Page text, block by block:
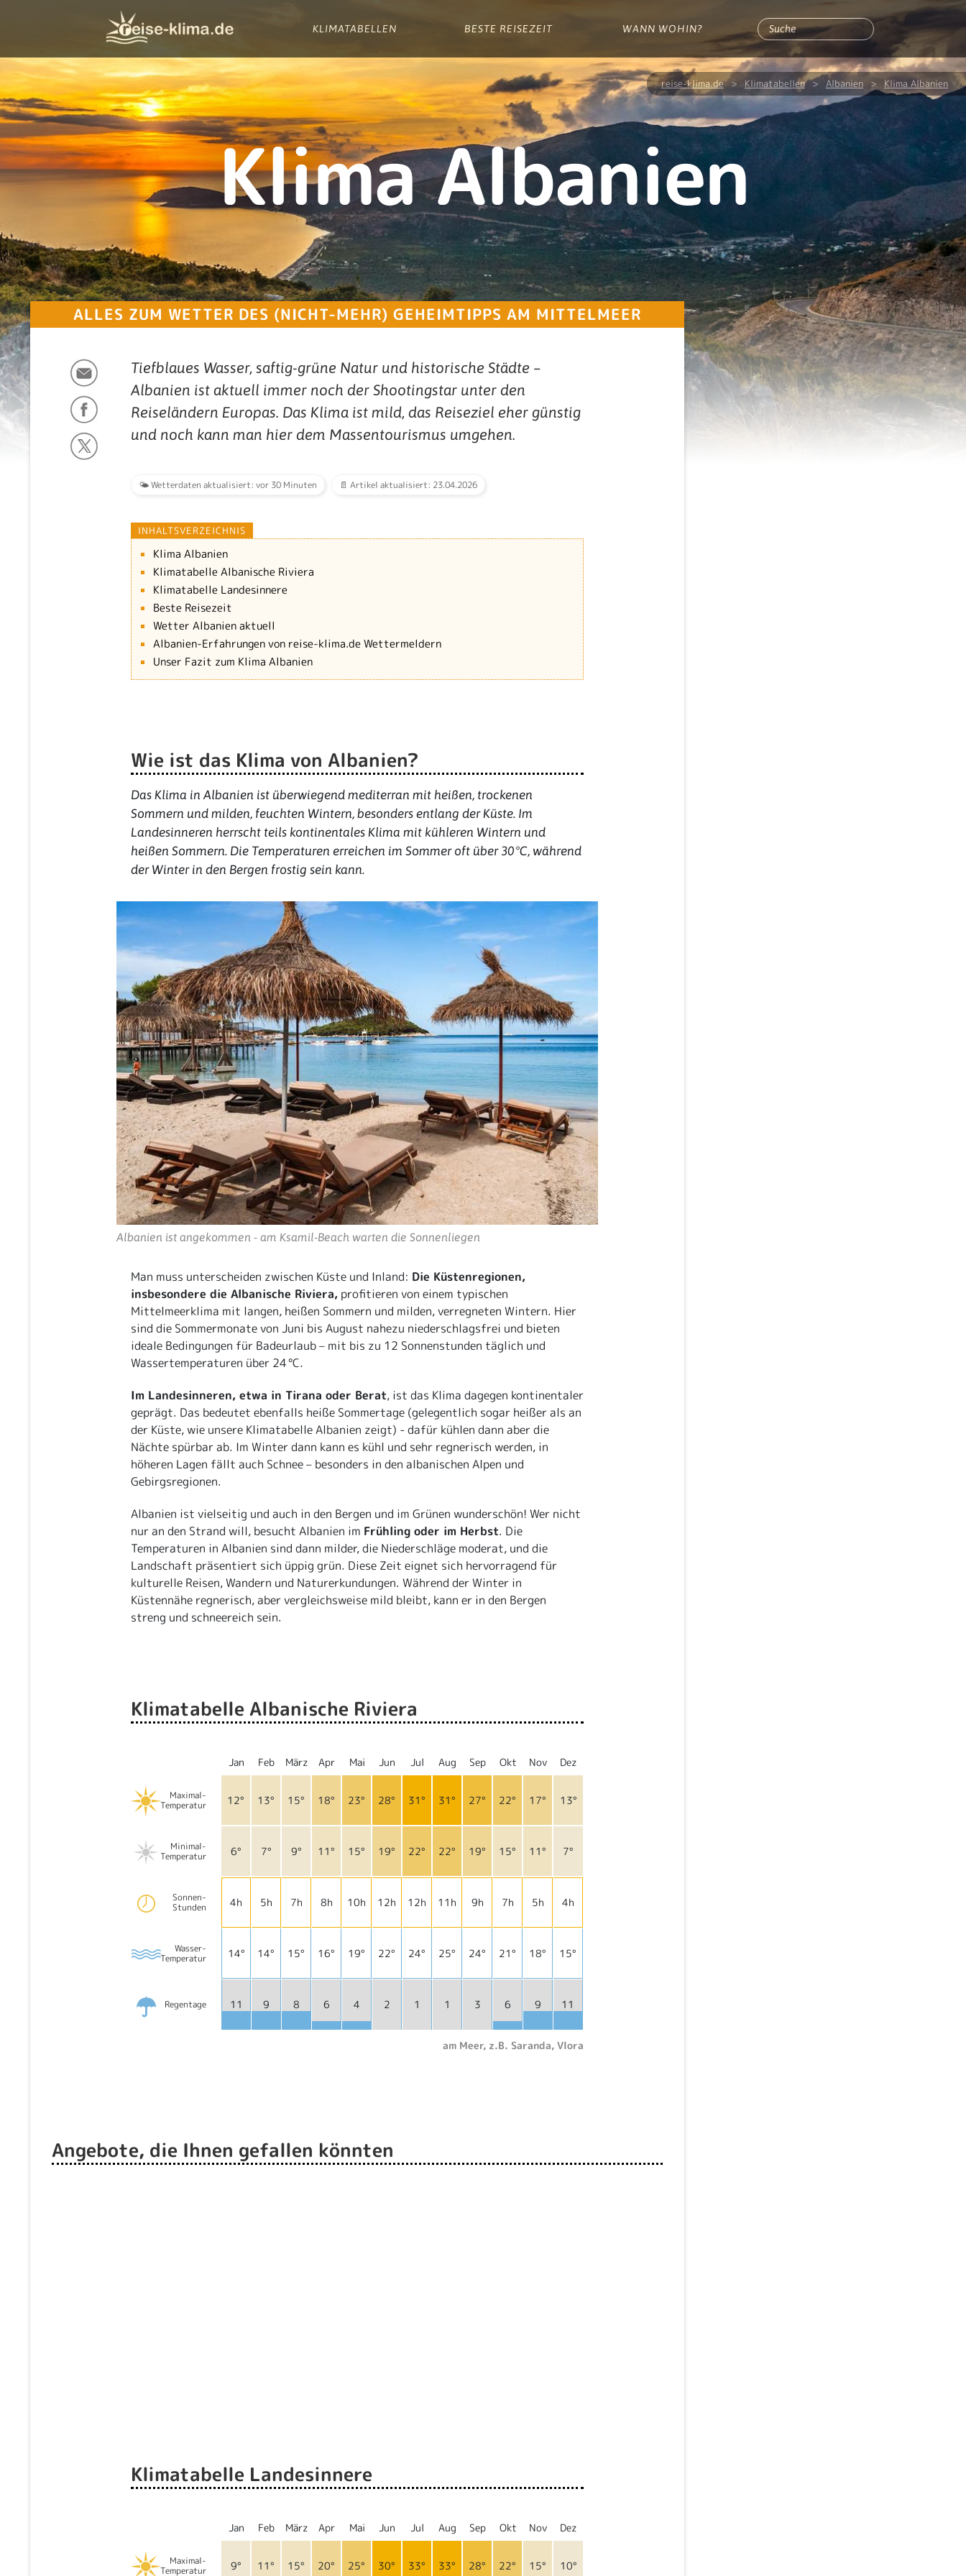
KLIMATABELLEN BESTE REISEZEIT WANN WOHIN?
Klima Albanien
reise-klima.de > Klimatabellen > Albanien > Klima Albanien
ALLES ZUM WETTER DES (NICHT-MEHR) GEHEIMTIPPS AM MITTELMEER
Tiefblaues Wasser, saftig-grüne Natur und historische Städte –
Albanien ist aktuell immer noch der Shootingstar unter den
Reiseländern Europas. Das Klima ist mild, das Reiseziel eher günstig
und noch kann man hier dem Massentourismus umgehen.
🌤️ Wetterdaten aktualisiert: vor 30 Minuten 📄 Artikel aktualisiert: 23.04.2026
INHALTSVERZEICHNIS
Klima Albanien
Klimatabelle Albanische Riviera
Klimatabelle Landesinnere
Beste Reisezeit
Wetter Albanien aktuell
Albanien-Erfahrungen von reise-klima.de Wettermeldern
Unser Fazit zum Klima Albanien
Wie ist das Klima von Albanien?
Das Klima in Albanien ist überwiegend mediterran mit heißen, trockenen
Sommern und milden, feuchten Wintern, besonders entlang der Küste. Im
Landesinneren herrscht teils kontinentales Klima mit kühleren Wintern und
heißen Sommern. Die Temperaturen erreichen im Sommer oft über 30 °C, während
der Winter in den Bergen frostig sein kann.
Albanien ist angekommen - am Ksamil-Beach warten die Sonnenliegen
Man muss unterscheiden zwischen Küste und Inland: Die Küstenregionen,
insbesondere die Albanische Riviera, profitieren von einem typischen
Mittelmeerklima mit langen, heißen Sommern und milden, verregneten Wintern. Hier
sind die Sommermonate von Juni bis August nahezu niederschlagsfrei und bieten
ideale Bedingungen für Badeurlaub – mit bis zu 12 Sonnenstunden täglich und
Wassertemperaturen über 24 °C.
Im Landesinneren, etwa in Tirana oder Berat, ist das Klima dagegen kontinentaler
geprägt. Das bedeutet ebenfalls heiße Sommertage (gelegentlich sogar heißer als an
der Küste, wie unsere Klimatabelle Albanien zeigt) - dafür kühlen dann aber die
Nächte spürbar ab. Im Winter dann kann es kühl und sehr regnerisch werden, in
höheren Lagen fällt auch Schnee – besonders in den albanischen Alpen und
Gebirgsregionen.
Albanien ist vielseitig und auch in den Bergen und im Grünen wunderschön! Wer nicht
nur an den Strand will, besucht Albanien im Frühling oder im Herbst. Die
Temperaturen in Albanien sind dann milder, die Niederschläge moderat, und die
Landschaft präsentiert sich üppig grün. Diese Zeit eignet sich hervorragend für
kulturelle Reisen, Wandern und Naturerkundungen. Während der Winter in
Küstennähe regnerisch, aber vergleichsweise mild bleibt, kann er in den Bergen
streng und schneereich sein.
Klimatabelle Albanische Riviera
Jan Feb März Apr Mai Jun Jul Aug Sep Okt Nov Dez
Maximal-
Temperatur
12° 13° 15° 18° 23° 28° 31° 31° 27° 22° 17° 13°
Minimal-
Temperatur
6° 7° 9° 11° 15° 19° 22° 22° 19° 15° 11° 7°
Sonnen-
Stunden
4h 5h 7h 8h 10h 12h 12h 11h 9h 7h 5h 4h
Wasser-
Temperatur
14° 14° 15° 16° 19° 22° 24° 25° 24° 21° 18° 15°
Regentage 11 9 8 6 4 2 1 1 3 6 9 11
am Meer, z.B. Saranda, Vlora
Angebote, die Ihnen gefallen könnten
Klimatabelle Landesinnere
Jan Feb März Apr Mai Jun Jul Aug Sep Okt Nov Dez
Maximal-
Temperatur
9° 11° 15° 20° 25° 30° 33° 33° 28° 22° 15° 10°